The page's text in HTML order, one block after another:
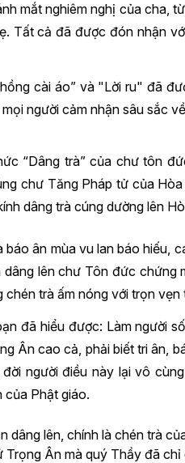
mắt nghiêm nghị của cha,
Tất cả đã được đón nhận
cài áo” và "Lời ru" đã
người cảm nhận sâu sắc
“Dâng trà” của chư tôn
chư Tăng Pháp tử của
dâng trà cúng dường lên
báo ân mùa vu lan báo hiếu,
lên chư Tôn đức chứng
chén trà ấm nóng với trọn vẹn
đã hiểu được: Làm người
Ân cao cả, phải biết tri ân,
người điều này lại vô
của Phật giáo.
dâng lên, chính là chén trà
Trọng Ân mà quý Thầy đã